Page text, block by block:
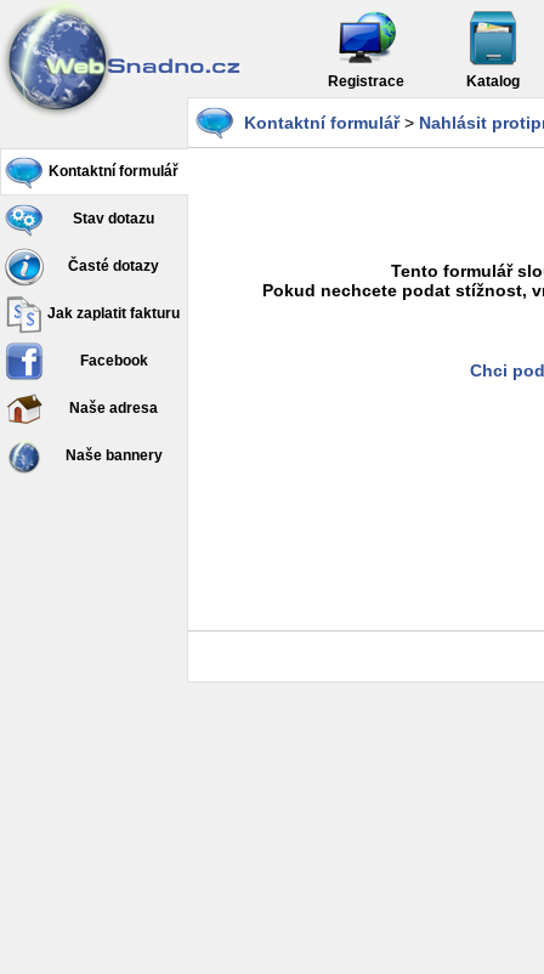
Registrace Katalog
Kontaktní formulář
Stav dotazu
Časté dotazy
Jak zaplatit fakturu
Facebook
Naše adresa
Naše bannery
Kontaktní formulář> Nahlásit
Tento formulář
Pokud nechcete podat stížnost,
Chci